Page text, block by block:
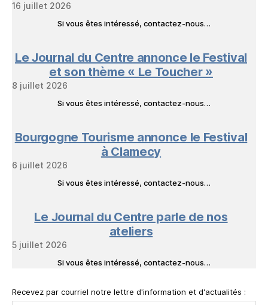
16 juillet 2026
Si vous êtes intéressé, contactez-nous…
Le Journal du Centre annonce le Festival
et son thème « Le Toucher »
8 juillet 2026
Si vous êtes intéressé, contactez-nous…
Bourgogne Tourisme annonce le Festival
à Clamecy
6 juillet 2026
Si vous êtes intéressé, contactez-nous…
Le Journal du Centre parle de nos
ateliers
5 juillet 2026
Si vous êtes intéressé, contactez-nous…
Recevez par courriel notre lettre d'information et d'actualités :